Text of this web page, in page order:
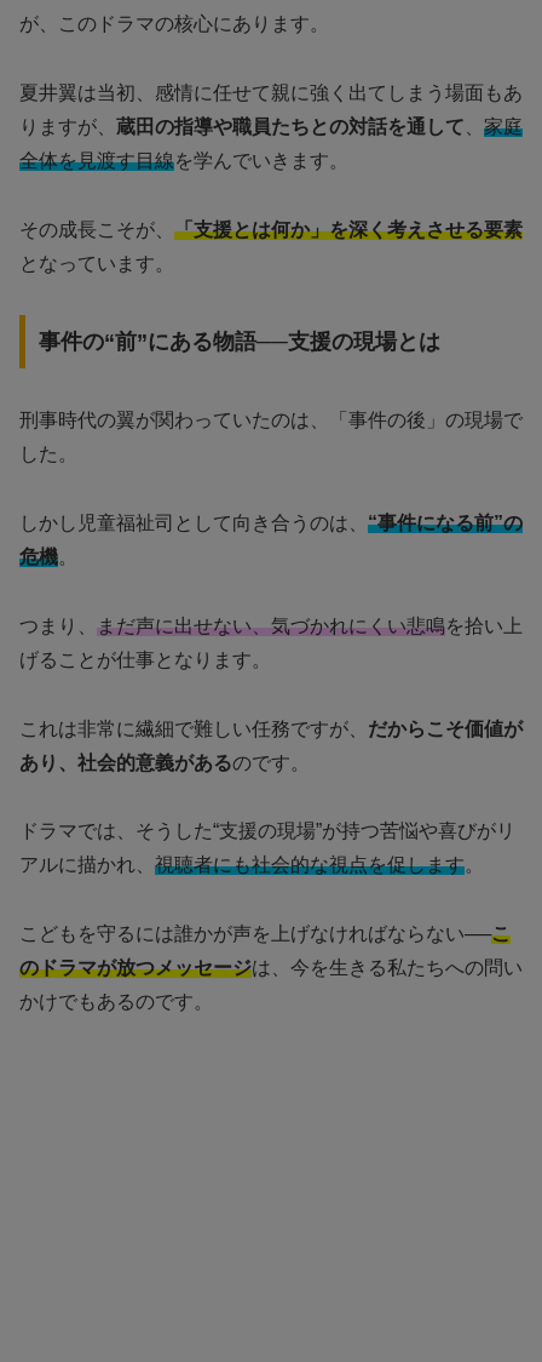
が、このドラマの核心にあります。
夏井翼は当初、感情に任せて親に強く出てしまう場面もあ
りますが、 蔵田の指導や職員たちとの対話を通して
家庭
全体を見渡す目線を学んでいきます。
その成長こそが、 「支援とは何か」を深く考えさせる要素
となっています。
事件の“前”にある物語──支援の現場とは
刑事時代の翼が関わっていたのは、「事件の後」の現場で
した。
しかし児童福祉司として向き合うのは、 “事件になる前”の
危機。
つまり、 まだ声に出せない、気づかれにくい悲鳴を拾い上
げることが仕事となります。
これは非常に繊細で難しい任務ですが、 だからこそ価値が
あり、社会的意義があるのです。
ドラマでは、そうした“支援の現場”が持つ苦悩や喜びがリ
アルに描かれ、 視聴者にも社会的な視点を促します。
こどもを守るには誰かが声を上げなければならない──こ
のドラマが放つメッセージは、今を生きる私たちへの問い
かけでもあるのです。